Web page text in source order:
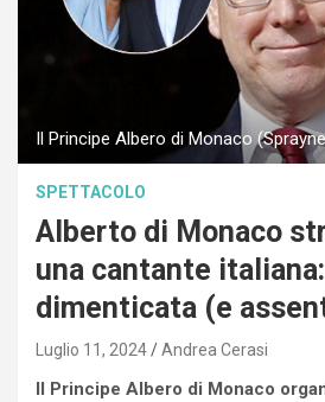
Il Principe Albero di Monaco
SPETTACOLO
Alberto di Monaco
una cantante
dimenticata (e
Luglio 11, 2024 Andrea Cerasi
Il Principe Albero di Monaco